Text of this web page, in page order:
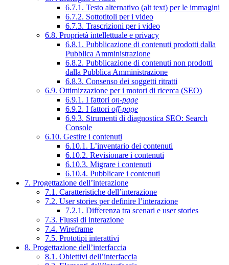
6.7.1. Testo alternativo (alt text) per le immagini
6.7.2. Sottotitoli per i video
6.7.3. Trascrizioni per i video
6.8. Proprietà intellettuale e privacy
6.8.1. Pubblicazione di contenuti prodotti dalla
Pubblica Amministrazione
6.8.2. Pubblicazione di contenuti non prodotti
dalla Pubblica Amministrazione
6.8.3. Consenso dei soggetti ritratti
6.9. Ottimizzazione per i motori di ricerca (SEO)
6.9.1. I fattori on-page
6.9.2. I fattori off-page
6.9.3. Strumenti di diagnostica SEO: Search
Console
6.10. Gestire i contenuti
6.10.1. L’inventario dei contenuti
6.10.2. Revisionare i contenuti
6.10.3. Migrare i contenuti
6.10.4. Pubblicare i contenuti
7. Progettazione dell’interazione
7.1. Caratteristiche dell’interazione
7.2. User stories per definire l’interazione
7.2.1. Differenza tra scenari e user stories
7.3. Flussi di interazione
7.4. Wireframe
7.5. Prototipi interattivi
8. Progettazione dell’interfaccia
8.1. Obiettivi dell’interfaccia